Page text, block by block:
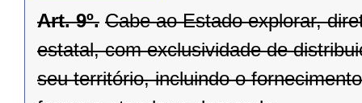
Art. 9º. Cabe ao Estado explorar,
estatal, com exclusividade de
seu território, incluindo o